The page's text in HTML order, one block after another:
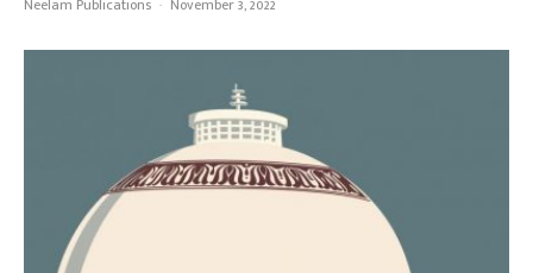
Neelam Publications · November 3, 2022